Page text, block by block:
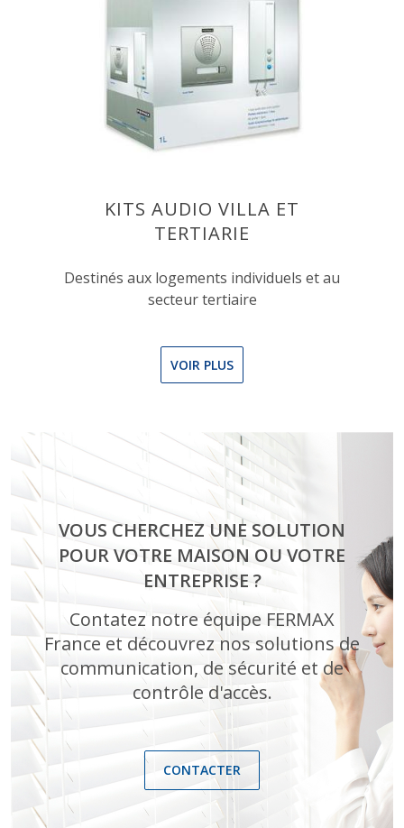
KITS AUDIO VILLA ET
TERTIARIE
Destinés aux logements individuels et au
secteur tertiaire
VOIR PLUS
VOUS CHERCHEZ UNE SOLUTION
POUR VOTRE MAISON OU VOTRE
ENTREPRISE ?
Contatez notre équipe FERMAX
France et découvrez nos solutions de
communication, de sécurité et de
contrôle d'accès.
CONTACTER